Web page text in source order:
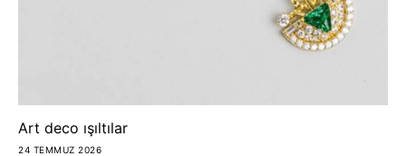
Art deco ışıltılar
24 TEMMUZ 2026